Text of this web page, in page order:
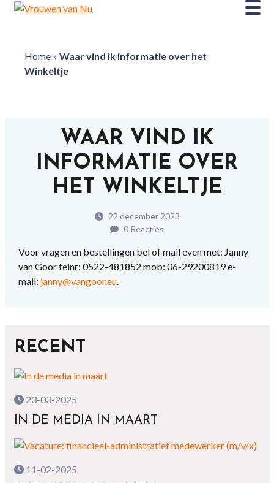
Home» Waar vind ik informatie over het
Winkeltje
WAAR VIND IK
INFORMATIE OVER
HET WINKELTJE
22 december 2023
0 Reacties
Voor vragen en bestellingen bel of mail even met: Janny
van Goor telnr: 0522-481852 mob: 06-29200819 e-
mail: janny@vangoor.eu.
RECENT
23-03-2025
IN DE MEDIA IN MAART
11-02-2025